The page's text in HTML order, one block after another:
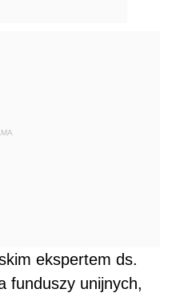
ekspertem ds.
funduszy unijnych,